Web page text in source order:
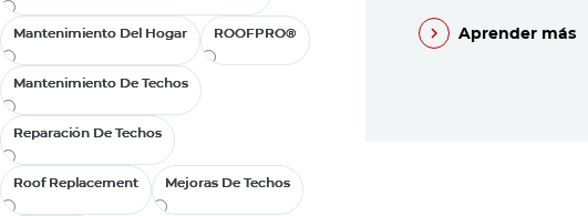
Mantenimiento Del Hogar
Mantenimiento Del Hogar ROOFPRO®
ROOFPRO®
Mantenimiento De Techos
Mantenimiento De Techos
Reparación De Techos
Reparación De Techos
Roof Replacement
Roof Replacement Mejoras De Techos
Mejoras De Techos
Aprender más